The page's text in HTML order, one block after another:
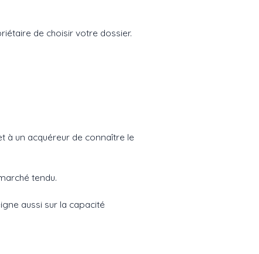
de choisir votre dossier.
à un acquéreur de connaître le
tendu.
aussi sur la capacité